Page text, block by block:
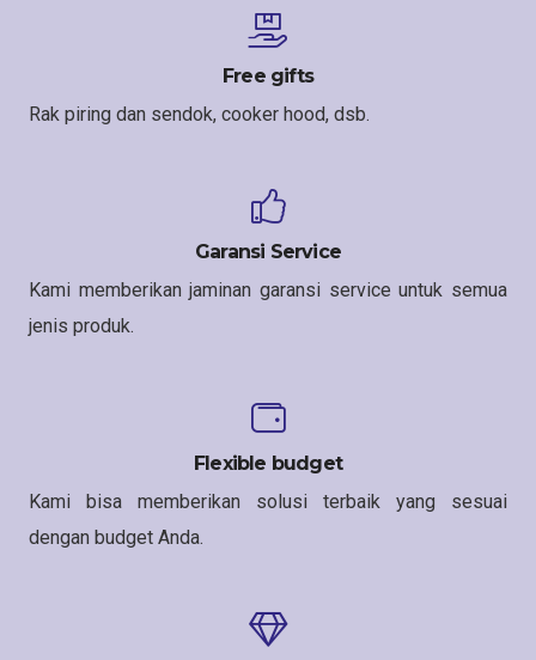
Free gifts
Rak piring dan sendok, cooker hood, dsb.
Garansi Service
Kami memberikan jaminan garansi service untuk semua
jenis produk.
Flexible budget
Kami bisa memberikan solusi terbaik yang sesuai
dengan budget Anda.